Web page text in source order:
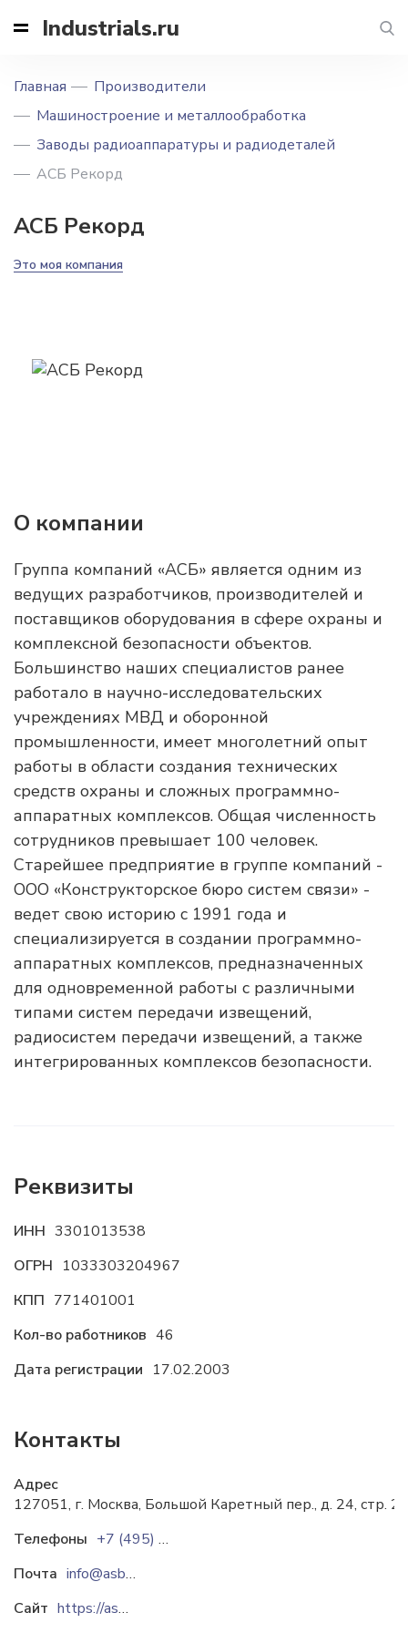
Industrials.ru
Главная
Производители
Машиностроение и металлообработка
Заводы радиоаппаратуры и радиодеталей
АСБ Рекорд
АСБ Рекорд
Это моя компания
О компании
Группа компаний «АСБ» является одним из
ведущих разработчиков, производителей и
поставщиков оборудования в сфере охраны и
комплексной безопасности объектов.
Большинство наших специалистов ранее
работало в научно-исследовательских
учреждениях МВД и оборонной
промышленности, имеет многолетний опыт
работы в области создания технических
средств охраны и сложных программно-
аппаратных комплексов. Общая численность
сотрудников превышает 100 человек.
Старейшее предприятие в группе компаний -
ООО «Конструкторское бюро систем связи» -
ведет свою историю с 1991 года и
специализируется в создании программно-
аппаратных комплексов, предназначенных
для одновременной работы с различными
типами систем передачи извещений,
радиосистем передачи извещений, а также
интегрированных комплексов безопасности.
Реквизиты
ИНН 3301013538
ОГРН 1033303204967
КПП 771401001
Кол-во работников 46
Дата регистрации 17.02.2003
Контакты
Адрес
127051, г. Москва, Большой Каретный пер., д. 24, стр.
Телефоны
+7 (495) 933-97-57
Почта
info@asbgroup.ru
Сайт
https://asbgroup.ru